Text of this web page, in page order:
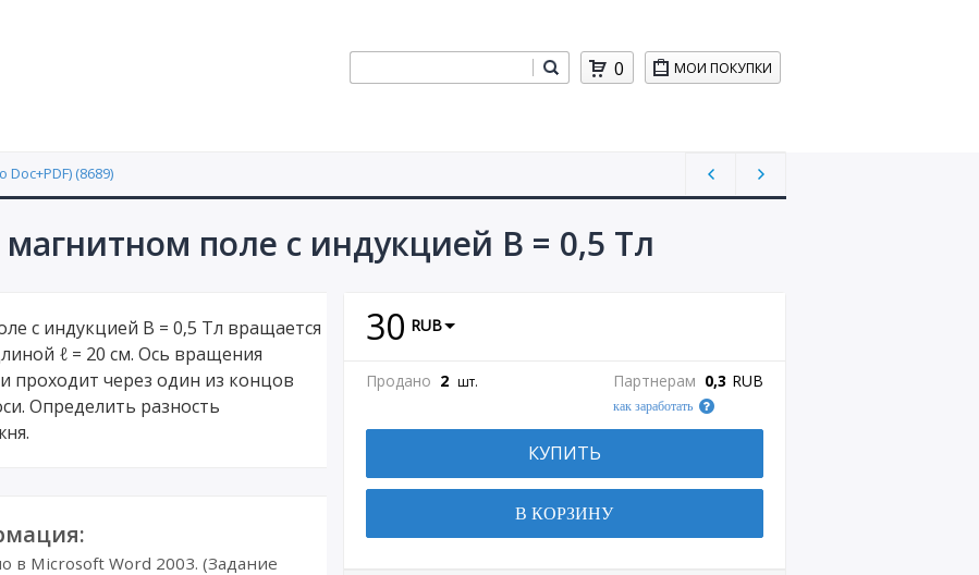
МОИ ПОКУПКИ
0
(8689)
поле с индукцией В = 0,5 Тл
30 RUB
Продано 2 шт. Партнерам 0,3 RUB
как заработать
КУПИТЬ
В КОРЗИНУ
с индукцией В = 0,5 Тл вращается
ℓ = 20 см. Ось вращения
проходит через один из концов
Определить разность
Microsoft Word 2003. (Задание